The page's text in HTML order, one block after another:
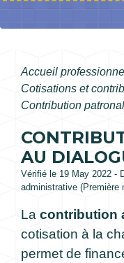
Accueil
Cotisations et
Contribution
AU
Vérifié le 19 May 2022 -
administrative (Première
La contribution
cotisation à la
permet de